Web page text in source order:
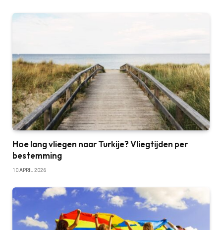
Hoe lang vliegen naar Turkije? Vliegtijden per
bestemming
10 APRIL 2026